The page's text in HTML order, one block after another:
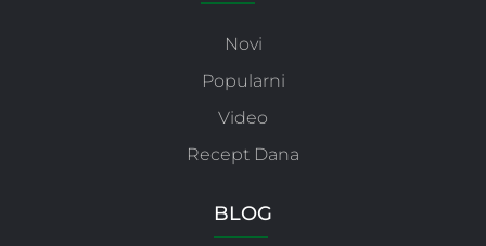
Novi
Popularni
Video
Recept Dana
BLOG